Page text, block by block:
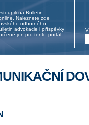
na Bulletin
Naleznete zde
odborného
advokacie i příspěvky
jen pro tento portál.